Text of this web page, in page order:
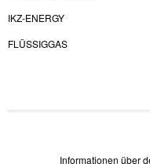
IKZ-ENERGY
FLÜSSIGGAS
Informationen über